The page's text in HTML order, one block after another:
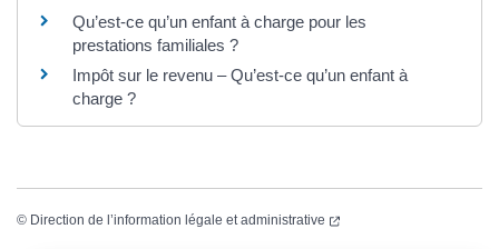
Qu’est-ce qu’un enfant à charge pour les
prestations familiales ?
Impôt sur le revenu – Qu’est-ce qu’un enfant à
charge ?
© Direction de l’information légale et administrative (ouverture dans un